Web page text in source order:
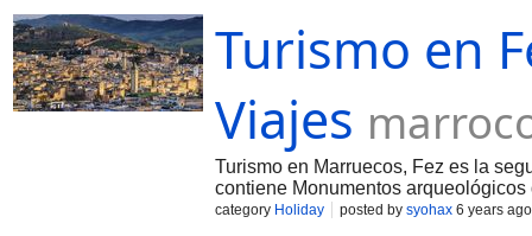
Turismo en
Viajes
Turismo en Marruecos, Fez es la
contiene Monumentos
category Holiday posted by syohax 6 years ago